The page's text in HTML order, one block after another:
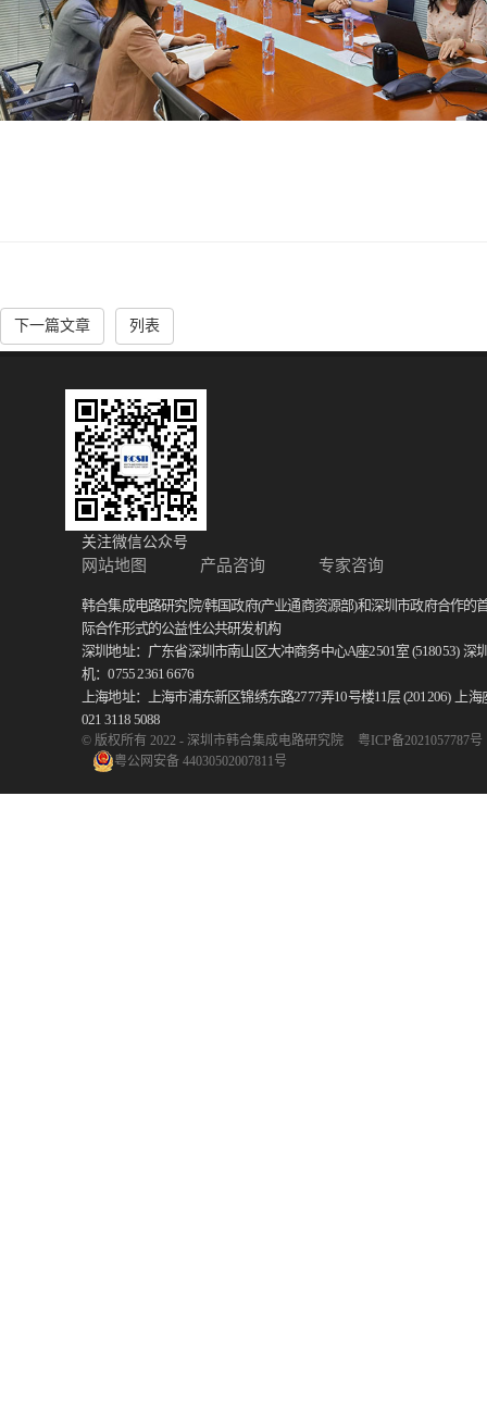
下一篇文章 列表
关注微信公众号
网站地图 产品咨询 专家咨询
韩合集成电路研究院/韩国政府(产业通商资源部)和深圳市政府合作的
际合作形式的公益性公共研发机构
深圳地址：广东省深圳市南山区大冲商务中心A座2501室 (518053) 深
机：0755 2361 6676
上海地址：上海市浦东新区锦绣东路2777弄10号楼11层 (201206)
上
021 3118 5088
© 版权所有 2022 - 深圳市韩合集成电路研究院
粤ICP备2021057787号
粤公网安备 44030502007811号